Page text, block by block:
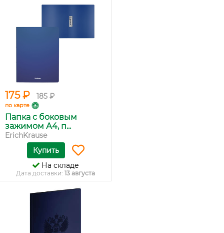
175 ₽ 185 ₽
по карте
Папка с боковым
зажимом А4, п...
ErichKrause
Купить
На складе
Дата доставки: 13 августа